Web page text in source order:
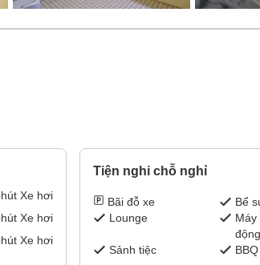
Xe hơi
Xe hơi
Xe hơi
Tiện nghi chỗ nghỉ
Bãi đỗ xe
Bể
Lounge
động
Sảnh tiệc
BBQ